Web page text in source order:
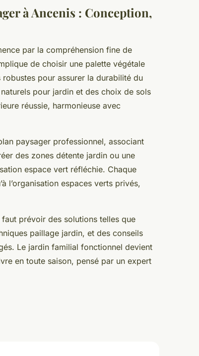
à Ancenis : Conception,
par la compréhension fine de
de choisir une palette végétale
pour assurer la durabilité du
pour jardin et des choix de sols
réussie, harmonieuse avec
paysager professionnel, associant
des zones détente jardin ou une
espace vert réfléchie. Chaque
l’organisation espaces verts privés,
prévoir des solutions telles que
paillage jardin, et des conseils
Le jardin familial fonctionnel devient
en toute saison, pensé par un expert